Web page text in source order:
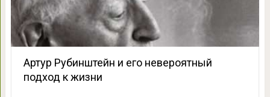
Артур Рубинштейн и его невероятный
подход к жизни